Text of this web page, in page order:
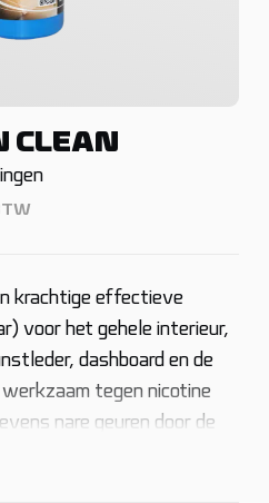
CLEAN
krachtige effectieve
voor het gehele interieur,
dashboard en de
tegen nicotine
nare geuren door de
geen vlekken achter.